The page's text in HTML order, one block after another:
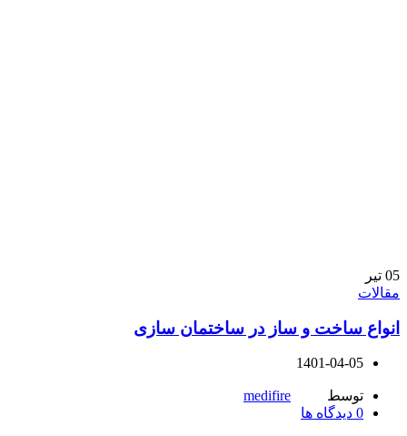
05 تیر
مقالات
انواع ساخت و ساز در ساختمان سازی
1401-04-05
توسط
medifire
0 دیدگاه ها